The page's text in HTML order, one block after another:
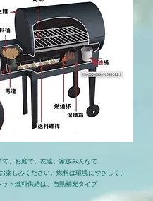
で、お庭で、友達、家族みんなで、
楽しみください。燃料は環境にやさしく、
ット燃料供給は、自動補充タイプ